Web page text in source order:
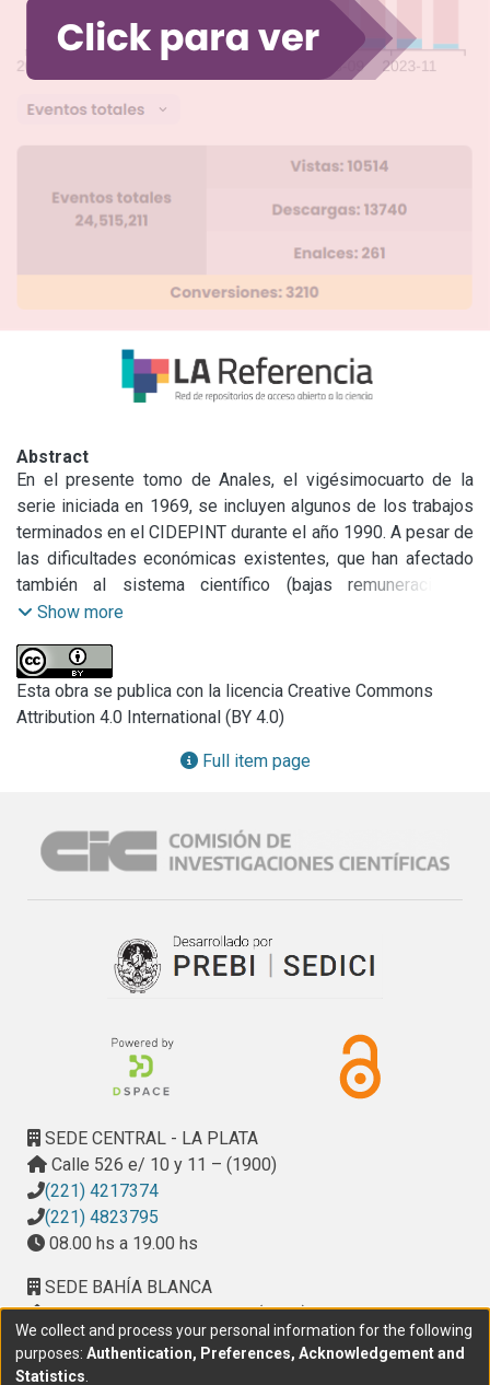
Abstract
En el presente tomo de Anales, el vigésimocuarto de la
serie iniciada en 1969, se incluyen algunos de los trabajos
terminados en el CIDEPINT durante el año 1990. A pesar de
las dificultades económicas existentes, que han afectado
también al sistema científico (bajas remuneraciones,
presupuestos escasos y falta de reequipamiento), la
en este volumen, han sido publicados once trabajos en
revistas de la especialidad de difusión internacional
(Revista Iberoamericana de Corrosión y Protección,
Coatings, Journal of the Oil and Colour
Acta, Journal of Chromatography and Industrial and
Engineering Chemistry Research. Otros dos fueron
incluidos en los Proceedings del llth International Congress
Show more
Esta obra se publica con la licencia Creative Commons
Attribution 4.0 International (BY 4.0)
Full item page
SEDE CENTRAL - LA PLATA
Calle 526 e/ 10 y 11 – (1900)
(221) 4217374
(221) 4823795
08.00 hs a 19.00 hs
SEDE BAHÍA BLANCA
Calle Ciudad de Cali 320 – (8000). Universidad
Provincial del Sudoeste (UPSO)
(291) 459 2550, interno 147
We collect and process your personal information for the following
purposes: Authentication, Preferences, Acknowledgement and
Statistics